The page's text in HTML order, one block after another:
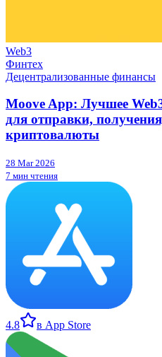
Web3
Финтех
Децентрализованные финансы
Moove App: Лучшее
для отправки,
криптовалюты
28 Mar 2026
7 мин чтения
4.8 в App Store